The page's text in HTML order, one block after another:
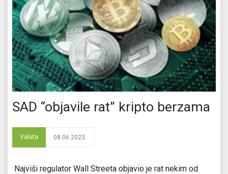
SAD “objavile rat” kripto berzama
Valuta 08.06.2023.
Najviši regulator Wall Streeta objavio je rat nekim od